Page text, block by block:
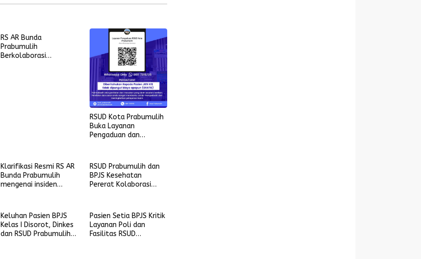
RS AR Bunda
Prabumulih
Berkolaborasi
RSUD Kota Prabumulih
Buka Layanan
Pengaduan dan
Klarifikasi Resmi RS AR
Bunda Prabumulih
mengenai insiden
RSUD Prabumulih dan
BPJS Kesehatan
Pererat Kolaborasi
Keluhan Pasien BPJS
Kelas I Disorot, Dinkes
dan RSUD Prabumulih
Pasien Setia BPJS Kritik
Layanan Poli dan
Fasilitas RSUD